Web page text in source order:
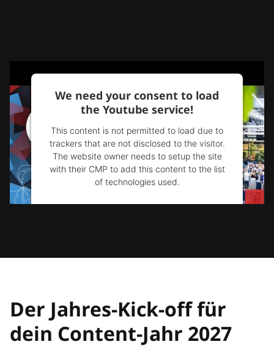
We need your consent to load
the Youtube service!
This content is not permitted to load due to
trackers that are not disclosed to the visitor.
The website owner needs to setup the site
with their CMP to add this content to the list
of technologies used.
Powered byUsercentrics Consent
Der Jahres-Kick-off für
dein Content-Jahr 2027